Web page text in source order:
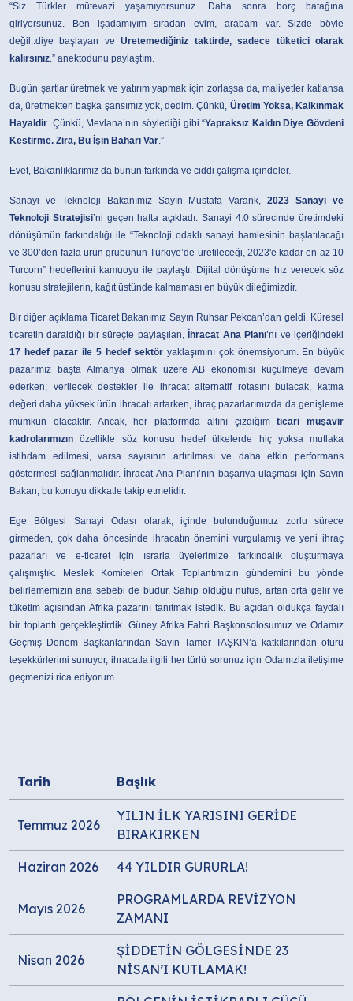
“Siz Türkler mütevazi yaşamıyorsunuz. Daha sonra borç batağına
giriyorsunuz. Ben işadamıyım sıradan evim, arabam var. Sizde böyle
değil..diye başlayan veÜretemediğiniz taktirde, sadece tüketici olarak
kalırsınız.” anektodunu paylaştım.
Bugün şartlar üretmek ve yatırım yapmak için zorlaşsa da, maliyetler katlansa
da, üretmekten başka şansımız yok, dedim. Çünkü, Üretim Yoksa, Kalkınmak
Hayaldir. Çünkü, Mevlana’nın söylediği gibi “Yapraksız Kaldın Diye Gövdeni
Kestirme. Zira, Bu İşin Baharı Var.”
Evet, Bakanlıklarımız da bunun farkında ve ciddi çalışma içindeler.
Sanayi ve Teknoloji Bakanımız Sayın Mustafa Varank,2023 Sanayi ve
Teknoloji Stratejisi’ni geçen hafta açıkladı. Sanayi 4.0 sürecinde üretimdeki
dönüşümün farkındalığı ile “Teknoloji odaklı sanayi hamlesinin başlatılacağı
ve 300’den fazla ürün grubunun Türkiye’de üretileceği, 2023'e kadar en az 10
Turcorn” hedeflerini kamuoyu ile paylaştı. Dijital dönüşüme hız verecek söz
konusu stratejilerin, kağıt üstünde kalmaması en büyük dileğimizdir.
Bir diğer açıklama Ticaret Bakanımız Sayın Ruhsar Pekcan’dan geldi. Küresel
ticaretin daraldığı bir süreçte paylaşılan,
İhracat Ana Planı’nı ve içeriğindeki
17 hedef pazar ile 5 hedef sektöryaklaşımını çok önemsiyorum. En büyük
pazarımız başta Almanya olmak üzere AB ekonomisi küçülmeye devam
ederken; verilecek destekler ile ihracat alternatif rotasını bulacak, katma
değeri daha yüksek ürün ihracatı artarken, ihraç pazarlarımızda da genişleme
mümkün olacaktır. Ancak, her platformda altını çizdiğimticari müşavir
kadrolarımızın özellikle söz konusu hedef ülkelerde hiç yoksa mutlaka
istihdam edilmesi, varsa sayısının artırılması ve daha etkin performans
göstermesi sağlanmalıdır. İhracat Ana Planı’nın başarıya ulaşması için Sayın
Bakan, bu konuyu dikkatle takip etmelidir.
Ege Bölgesi Sanayi Odası olarak; içinde bulunduğumuz zorlu sürece
girmeden, çok daha öncesinde ihracatın önemini vurgulamış ve yeni ihraç
pazarları ve e-ticaret için ısrarla üyelerimize farkındalık oluşturmaya
çalışmıştık. Meslek Komiteleri Ortak Toplantımızın gündemini bu yönde
belirlememizin ana sebebi de budur. Sahip olduğu nüfus, artan orta gelir ve
tüketim açısından Afrika pazarını tanıtmak istedik. Bu açıdan oldukça faydalı
bir toplantı gerçekleştirdik. Güney Afrika Fahri Başkonsolosumuz ve Odamız
Geçmiş Dönem Başkanlarından Sayın Tamer TAŞKIN’a katkılarından ötürü
teşekkürlerimi sunuyor, ihracatla ilgili her türlü sorunuz için Odamızla iletişime
geçmenizi rica ediyorum.
Tarih Başlık
Temmuz 2026
YILIN İLK YARISINI GERİDE
BIRAKIRKEN
Haziran 2026 44 YILDIR GURURLA!
Mayıs 2026
PROGRAMLARDA REVİZYON
ZAMANI
Nisan 2026
ŞİDDETİN GÖLGESİNDE 23
NİSAN’I KUTLAMAK!